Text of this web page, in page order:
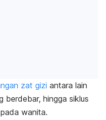
zat gizi antara lain
berdebar, hingga siklus
wanita.